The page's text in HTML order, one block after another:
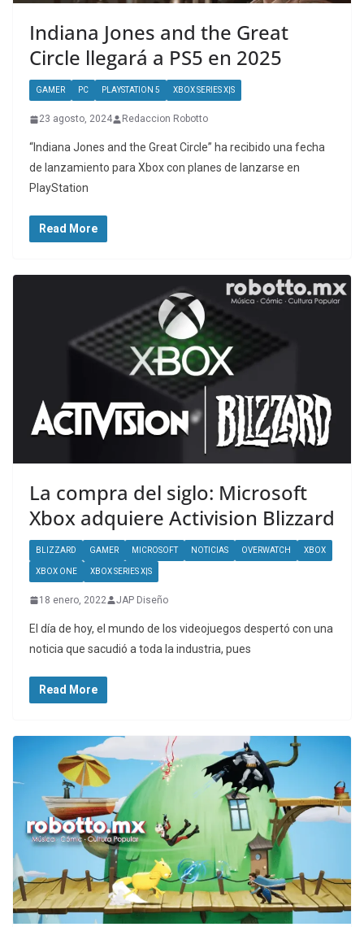
Indiana Jones and the Great
Circle llegará a PS5 en 2025
GAMER PC PLAYSTATION 5 XBOX SERIES X|S
23 agosto, 2024 Redaccion Robotto
“Indiana Jones and the Great Circle” ha recibido una fecha
de lanzamiento para Xbox con planes de lanzarse en
PlayStation
Read More
La compra del siglo: Microsoft
Xbox adquiere Activision Blizzard
BLIZZARD GAMER MICROSOFT NOTICIAS OVERWATCH XBOX
XBOX ONE XBOX SERIES X|S
18 enero, 2022 JAP Diseño
El día de hoy, el mundo de los videojuegos despertó con una
noticia que sacudió a toda la industria, pues
Read More